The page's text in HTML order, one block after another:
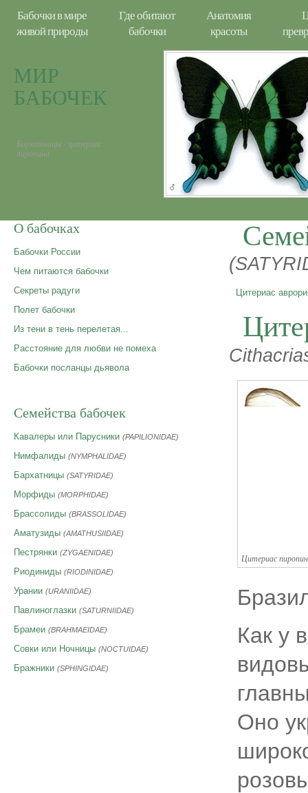
Бабочки в мире
живой природы
Где обитают
бабочки
Анатомия
красоты
МИР
БАБОЧЕК
Бархатницы - цитериас
пиропина
О бабочках
Бабочки России
Чем питаются бабочки
Секреты радуги
Полет бабочки
Из тени в тень перелетая...
Расстояние для любви не помеха
Бабочки посланцы дьявола
Семейства бабочек
Кавалеры или Парусники (PAPILIONIDAE)
Нимфалиды (NYMPHALIDAE)
Бархатницы (SATYRIDAE)
Морфиды (MORPHIDAE)
Брассолиды (BRASSOLIDAE)
Аматузиды (AMATHUSIIDAE)
Пестрянки (ZYGAENIDAE)
Риодиниды (RIODINIDAE)
Урании (URANIIDAE)
Павлиноглазки (SATURNIIDAE)
Брамеи (BRAHMAEIDAE)
Совки или Ночницы (NOCTUIDAE)
Бражники (SPHINGIDAE)
Цитериас
Цитериас
Как у
Оно